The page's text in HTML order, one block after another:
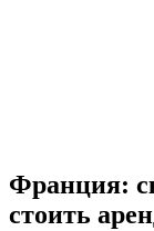
Франция:
стоить